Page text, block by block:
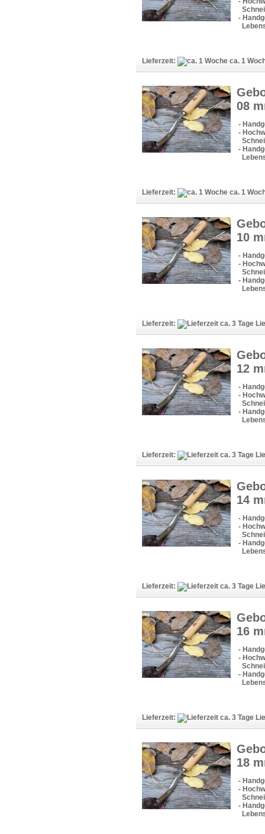
-
Lieferzeit: ca. 1
08
-
-
-
Lieferzeit: ca. 1
10
-
-
-
Lieferzeit:
12
-
-
-
Lieferzeit:
14
-
-
-
Lieferzeit:
16
-
-
-
Lieferzeit:
18
-
-
-